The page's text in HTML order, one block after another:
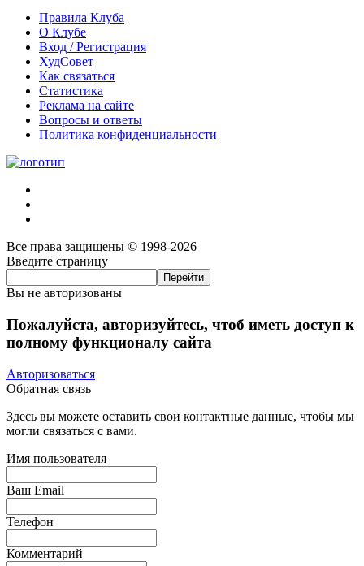
Правила Клуба
О Клубе
Вход / Регистрация
ХудСовет
Как связаться
Статистика
Реклама на сайте
Вопросы и ответы
Политика конфиденциальности
Все права защищены © 1998-2026
Введите страницу
Вы не авторизованы
Пожалуйста, авторизуйтесь, чтоб иметь доступ к
полному функционалу сайта
Авторизоваться
Обратная связь
Здесь вы можете оставить свои контактные данные, чтобы мы
могли связаться с вами.
Имя пользователя
Ваш Email
Телефон
Комментарий